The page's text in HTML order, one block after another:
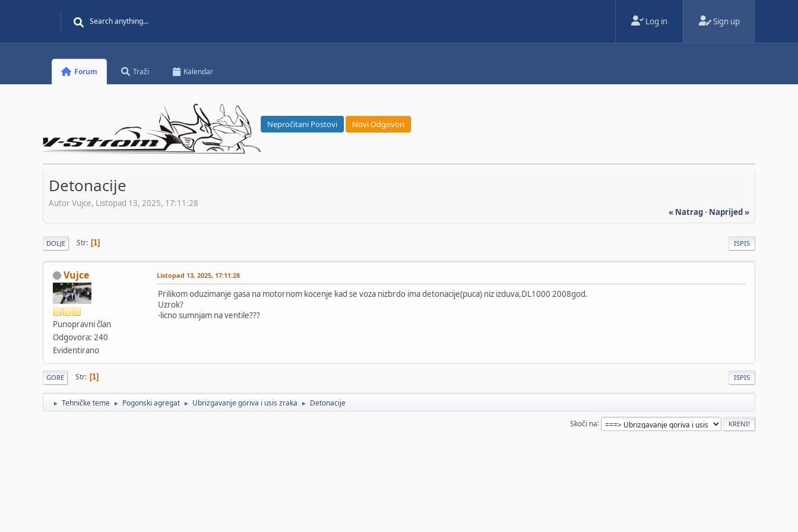
Log in Sign up
Forum Traži Kalendar
Nepročitani Postovi Novi Odgovori
Detonacije
Autor Vujce, Listopad 13, 2025, 17:11:28
« Natrag- Naprijed »
ISPIS
DOLJE Str 1
Vujce
Punopravni član
Odgovora: 240
Evidentirano
Listopad 13, 2025, 17:11:28
Prilikom oduzimanje gasa na motornom kocenje kad se voza nizbrdo ima detonacije(puca) niz izduva,DL1000 2008god.
Uzrok?
-licno sumnjam na ventile???
ISPIS
GORE Str 1
► Tehničke teme ► Pogonski agregat ► Ubrizgavanje goriva i usis zraka ► Detonacije
Skoči na